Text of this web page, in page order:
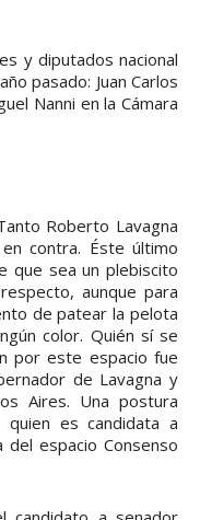
y diputados nacional
pasado: Juan Carlos
Nanni en la Cámara
Roberto Lavagna
contra. Éste último
que sea un plebiscito
aunque para
de patear la pelota
color. Quién sí se
por este espacio fue
de Lavagna y
Aires. Una postura
quien es candidata a
del espacio Consenso